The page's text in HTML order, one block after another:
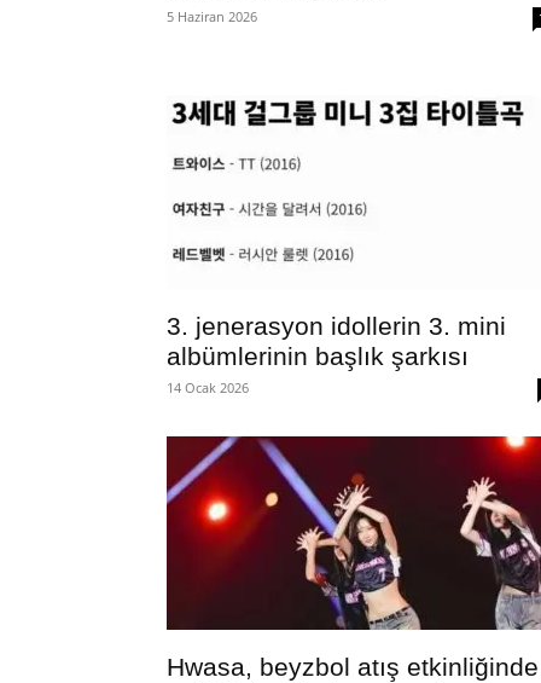
5 Haziran 2026
3. jenerasyon idollerin 3. mini
albümlerinin başlık şarkısı
14 Ocak 2026
Hwasa, beyzbol atış etkinliğinde